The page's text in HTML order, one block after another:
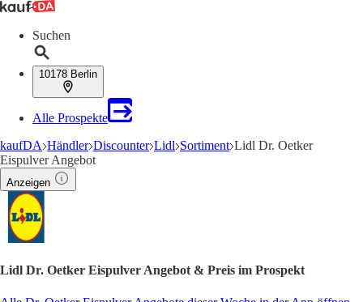
Suchen
10178 Berlin
Alle Prospekte
kaufDA Händler Discounter Lidl Sortiment Lidl Dr. Oetker
Eispulver Angebot
Anzeigen
Lidl Dr. Oetker Eispulver Angebot & Preis im Prospekt